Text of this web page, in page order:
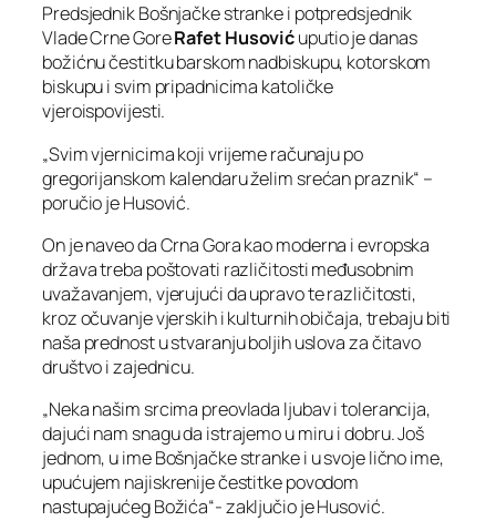
Predsjednik Bošnjačke stranke i potpredsjednik
Vlade Crne GoreRafet Husovićuputio je danas
božićnu čestitku barskom nadbiskupu, kotorskom
biskupu i svim pripadnicima katoličke
vjeroispovijesti.
„Svim vjernicima koji vrijeme računaju po
gregorijanskom kalendaru želim srećan praznik“ –
poručio je Husović.
On je naveo da Crna Gora kao moderna i evropska
država treba poštovati različitosti međusobnim
uvažavanjem, vjerujući da upravo te različitosti,
kroz očuvanje vjerskih i kulturnih običaja, trebaju biti
naša prednost u stvaranju boljih uslova za čitavo
društvo i zajednicu.
„Neka našim srcima preovlada ljubav i tolerancija,
dajući nam snagu da istrajemo u miru i dobru. Još
jednom, u ime Bošnjačke stranke i u svoje lično ime,
upućujem najiskrenije čestitke povodom
nastupajućeg Božića“- zaključio je Husović.